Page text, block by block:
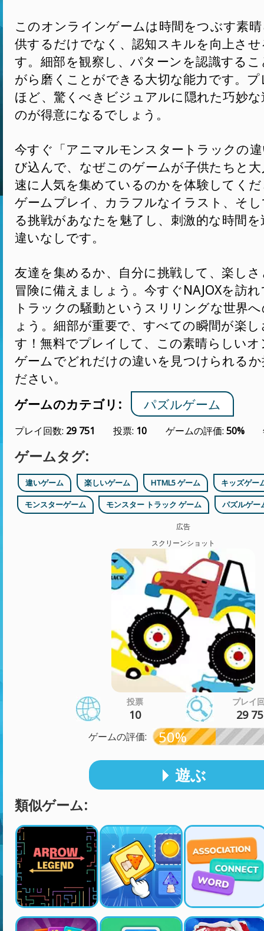
このオンラインゲームは時間をつぶす素
供するだけでなく、認知スキルを向上さ
す。細部を観察し、パターンを認識する
がら磨くことができる大切な能力です。
ほど、驚くべきビジュアルに隠れた巧妙
のが得意になるでしょう。
今すぐ「アニマルモンスタートラックの
び込んで、なぜこのゲームが子供たちと
速に人気を集めているのかを体験してく
ゲームプレイ、カラフルなイラスト、そ
る挑戦があなたを魅了し、刺激的な時間
違いなしです。
友達を集めるか、自分に挑戦して、楽し
冒険に備えましょう。今すぐNAJOXを訪
トラックの騒動というスリリングな世界
ょう。細部が重要で、すべての瞬間が楽
す！無料でプレイして、この素晴らしい
ゲームでどれだけの違いを見つけられる
ださい。
ゲームのカテゴリ:
パズルゲーム
プレイ回数: 29 751 投票: 10 ゲームの評価: 50%
ゲームタグ:
違いゲーム 楽しいゲーム HTML5 ゲーム キッズゲー
モンスターゲーム モンスター トラック ゲーム パズルゲー
広告
スクリーンショット
投票
10
プレイ
29
ゲームの評価: 50%
遊ぶ
類似ゲーム: